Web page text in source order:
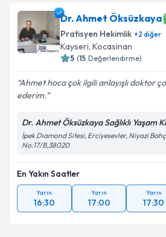
Dr. Ahmet Öksüzkaya
Pratisyen Hekimlik +2 diğer
Kayseri, Kocasinan
5 (15 Değerlendirme)
Ahmet hoca çok ilgili anlayışlı doktor
ederim.
Dr. Ahmet Öksüzkaya Sağlıklı Yaşam
İpek Dıamond Sitesi, Erciyesevler, Niyazi
No:17/B,38020
En Yakın Saatler
Yarın
16:30
Yarın
17:00
Yarın
17:30